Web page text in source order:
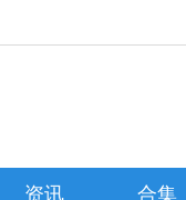
资讯 合集